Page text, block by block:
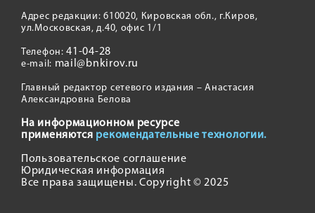
Адрес редакции: 610020, Кировская обл., г.Киров,
ул.Московская, д.40, офис 1/1
Телефон:41-04-28
e-mail: mail@bnkirov.ru
Главный редактор сетевого издания – Анастасия
Александровна Белова
На информационном ресурсе
применяются рекомендательные технологии.
Пользовательское соглашение
Юридическая информация
Все права защищены. Copyright © 2025